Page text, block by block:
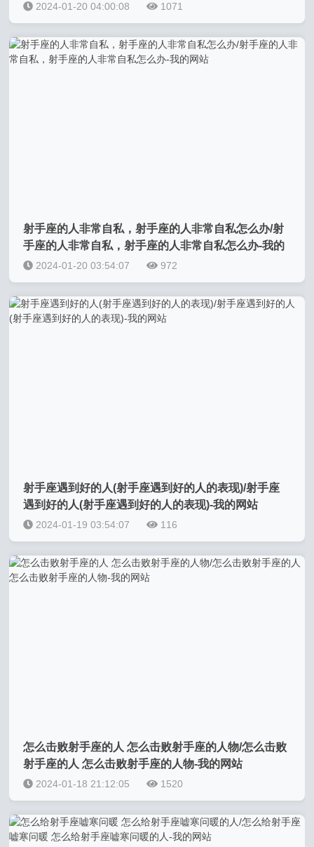
2024-01-20 04:00:08 1071
射手座的人非常自私，射手座的人非常自私怎么办/射
手座的人非常自私，射手座的人非常自私怎么办-我的
网站2024-01-20 03:54:07 972
射手座遇到好的人(射手座遇到好的人的表现)/射手座
遇到好的人(射手座遇到好的人的表现)-我的网站
2024-01-19 03:54:07 116
怎么击败射手座的人 怎么击败射手座的人物/怎么击败
射手座的人 怎么击败射手座的人物-我的网站
2024-01-18 21:12:05 1520